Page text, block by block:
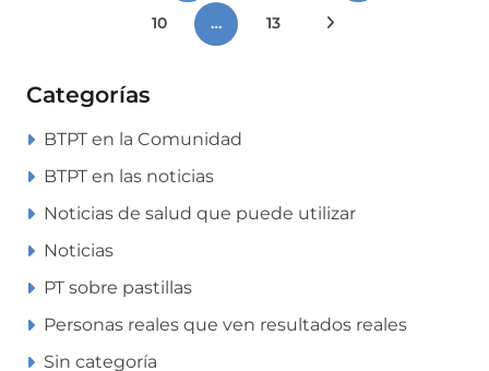
10 … 13 Siguientes
Categorías
BTPT en la Comunidad
BTPT en las noticias
Noticias de salud que puede utilizar
Noticias
PT sobre pastillas
Personas reales que ven resultados reales
Sin categoría